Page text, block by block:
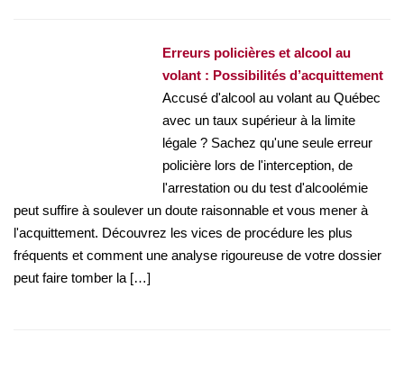
Erreurs policières et alcool au
volant : Possibilités d’acquittement
Accusé d'alcool au volant au Québec
avec un taux supérieur à la limite
légale ? Sachez qu'une seule erreur
policière lors de l'interception, de
l'arrestation ou du test d'alcoolémie
peut suffire à soulever un doute raisonnable et vous mener à
l'acquittement. Découvrez les vices de procédure les plus
fréquents et comment une analyse rigoureuse de votre dossier
peut faire tomber la […]